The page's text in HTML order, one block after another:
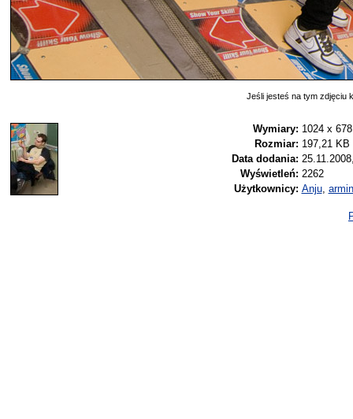
Jeśli jesteś na tym zdjęciu
Wymiary: 1024 x 678
Rozmiar: 197,21 KB
Data dodania:
Wyświetleń: 2262
Użytkownicy: Anju,